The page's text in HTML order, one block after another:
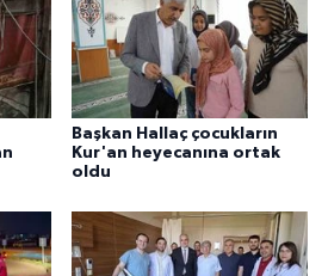
Başkan Hallaç çocukların
Kur'an heyecanına ortak
oldu